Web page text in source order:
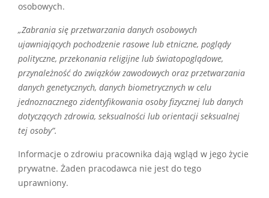
osobowych.
„Zabrania się przetwarzania danych osobowych
ujawniających pochodzenie rasowe lub etniczne, poglądy
polityczne, przekonania religijne lub światopoglądowe,
przynależność do związków zawodowych oraz przetwarzania
danych genetycznych, danych biometrycznych w celu
jednoznacznego zidentyfikowania osoby fizycznej lub danych
dotyczących zdrowia, seksualności lub orientacji seksualnej
tej osoby”.
Informacje o zdrowiu pracownika dają wgląd w jego życie
prywatne. Żaden pracodawca nie jest do tego
uprawniony.